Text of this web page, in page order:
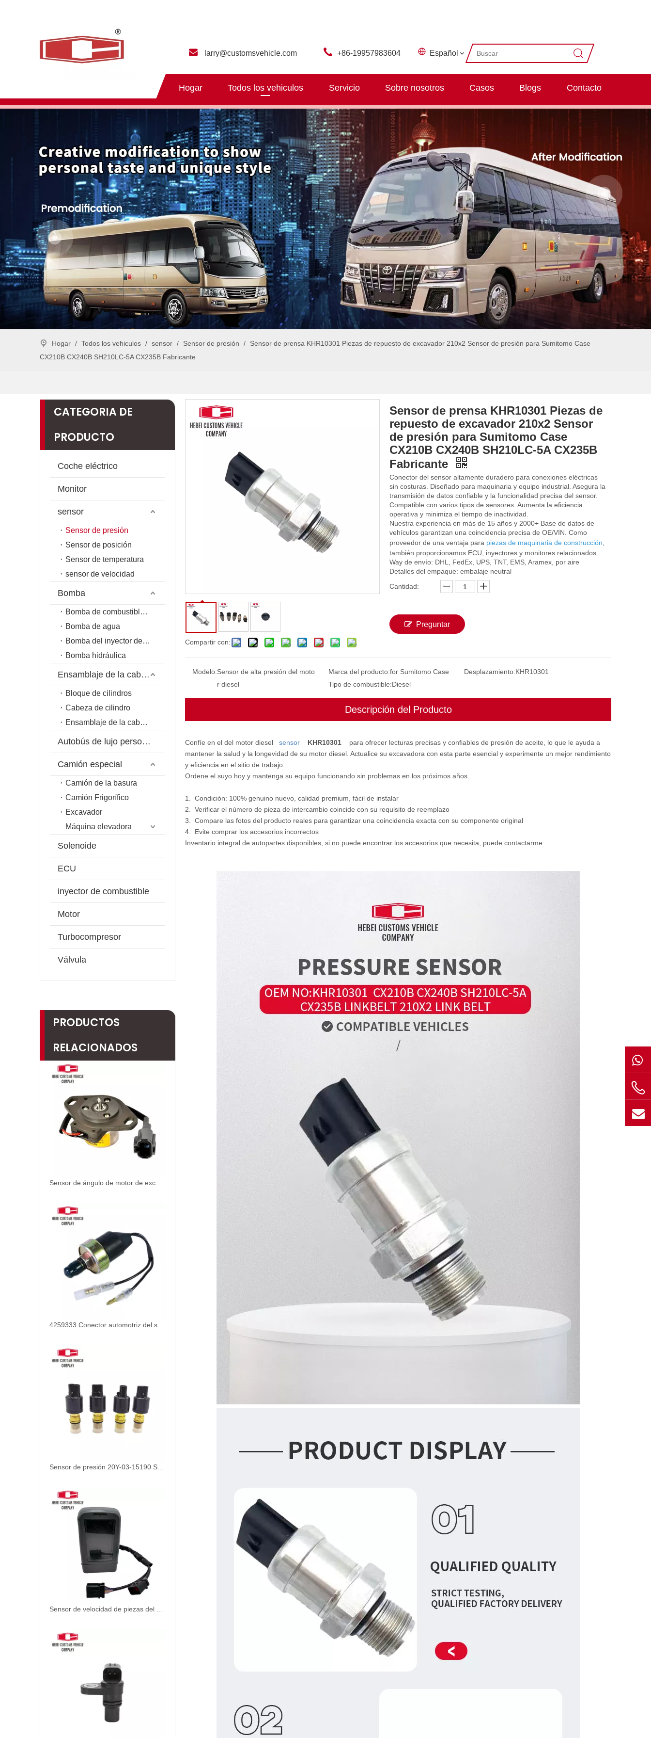
larry@customsvehicle.com +86-19957983604 Español
Hogar Todos los vehiculos Servicio Sobre nosotros Casos Blogs Contacto
Hogar / Todos los vehiculos / sensor / Sensor de presión /
Sensor de prensa KHR10301 Piezas de repuesto de excavador 210x2 Sensor de presión para Sumitomo Case
CX210B CX240B SH210LC-5A CX235B Fabricante
CATEGORIA DE
PRODUCTO
Coche eléctrico
Monitor
sensor
Sensor de presión
Sensor de posición
Sensor de temperatura
sensor de velocidad
Bomba
Bomba de combustible de riel común
Bomba de agua
Bomba del inyector de combustible
Bomba hidráulica
Ensamblaje de la cabeza del cilindro
Bloque de cilindros
Cabeza de cilindro
Ensamblaje de la cabeza del cilindro
Autobús de lujo personalizado
Camión especial
Camión de la basura
Camión Frigorífico
Excavador
Máquina elevadora
Solenoide
ECU
inyector de combustible
Motor
Turbocompresor
Válvula
PRODUCTOS
RELACIONADOS
Compartir con:
Sensor de prensa KHR10301 Piezas de
repuesto de excavador 210x2 Sensor
de presión para Sumitomo Case
CX210B CX240B SH210LC-5A CX235B
Fabricante
Conector del sensor altamente duradero para conexiones eléctricas
sin costuras. Diseñado para maquinaria y equipo industrial. Asegura la
transmisión de datos confiable y la funcionalidad precisa del sensor.
Compatible con varios tipos de sensores. Aumenta la eficiencia
operativa y minimiza el tiempo de inactividad.
Nuestra experiencia en más de 15 años y 2000+ Base de datos de
vehículos garantizan una coincidencia precisa de OE/VIN. Como
proveedor de una ventaja para piezas de maquinaria de construcción
también proporcionamos ECU, inyectores y monitores relacionados.
Way de envío: DHL, FedEx, UPS, TNT, EMS, Aramex, por aire
Detalles del empaque: embalaje neutral
Cantidad:
Preguntar
Modelo:Sensor de alta presión del moto
r diesel
Marca del producto:for Sumitomo Case Desplazamiento:KHR10301
Tipo de combustible:Diesel
Descripción del Producto
Confíe en el del motor diesel sensor KHR10301
para ofrecer lecturas precisas y confiables de presión de aceite, lo que le ayuda a
mantener la salud y la longevidad de su motor diesel. Actualice su excavadora con esta parte esencial y experimente un mejor rendimiento
y eficiencia en el sitio de trabajo.
Ordene el suyo hoy y mantenga su equipo funcionando sin problemas en los próximos años.
1. Condición: 100% genuino nuevo, calidad premium, fácil de instalar
2. Verificar el número de pieza de intercambio coincide con su requisito de reemplazo
3. Compare las fotos del producto reales para garantizar una coincidencia exacta con su componente original
4. Evite comprar los accesorios incorrectos
Inventario integral de autopartes disponibles, si no puede encontrar los accesorios que necesita, puede contactarme.